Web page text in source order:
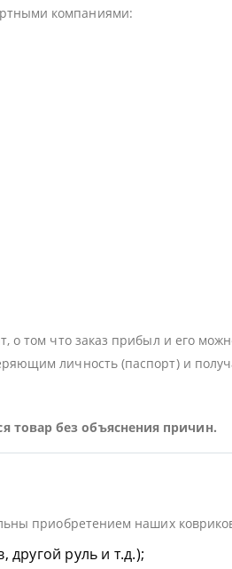
компаниями:
о том что заказ прибыл и его
личность (паспорт) и
товар без объяснения причин.
приобретением наших
другой руль и т.д.);